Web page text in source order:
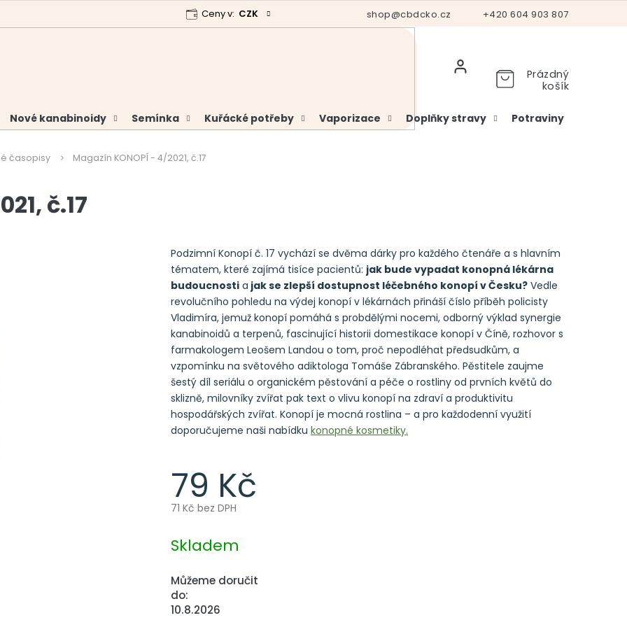
+420 604 903 807
shop@cbdcko.cz
Analýzy a certifikáty Hodnocení obchodu Vrácení a reklamace
Ceny v: CZK
Prázdný
košík
Nové kanabinoidy Semínka Kuřácké potřeby Vaporizace Doplňky stravy Potraviny
časopisy Magazín KONOPÍ - 4/2021, č.17
č.17
79 Kč
71 Kč bez DPH
cena:
Skladem
Můžeme doručit
do:
10.8.2026
Podzimní Konopí č. 17 vychází se dvěma dárky pro každého čtenáře a s hlavním
tématem, které zajímá tisíce pacientů: jak bude vypadat konopná lékárna
budoucnosti a jak se zlepší dostupnost léčebného konopí v Česku? Vedle
revolučního pohledu na výdej konopí v lékárnách přináší číslo příběh policisty
Vladimíra, jemuž konopí pomáhá s probdělými nocemi, odborný výklad synergie
kanabinoidů a terpenů, fascinující historii domestikace konopí v Číně, rozhovor s
farmakologem Leošem Landou o tom, proč nepodléhat předsudkům, a
vzpomínku na světového adiktologa Tomáše Zábranského. Pěstitele zaujme
šestý díl seriálu o organickém pěstování a péče o rostliny od prvních květů do
sklizně, milovníky zvířat pak text o vlivu konopí na zdraví a produktivitu
hospodářských zvířat. Konopí je mocná rostlina – a pro každodenní využití
doporučujeme naši nabídku konopné kosmetiky.